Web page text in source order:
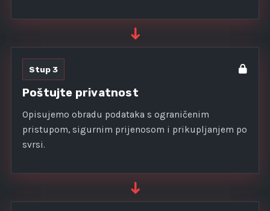
➜
Stup 3
Poštujte privatnost
Opisujemo obradu podataka s ograničenim
pristupom, sigurnim prijenosom i prikupljanjem po
svrsi.
➜